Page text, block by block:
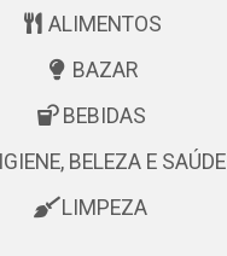
ALIMENTOS
BAZAR
BEBIDAS
BELEZA E SAÚDE
LIMPEZA